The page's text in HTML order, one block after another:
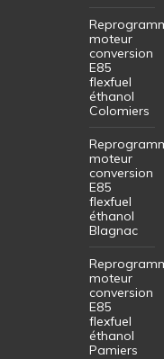
moteur
conversion
E85
flexfuel
éthanol
Colomiers
moteur
conversion
E85
flexfuel
éthanol
Blagnac
moteur
conversion
E85
flexfuel
éthanol
Pamiers